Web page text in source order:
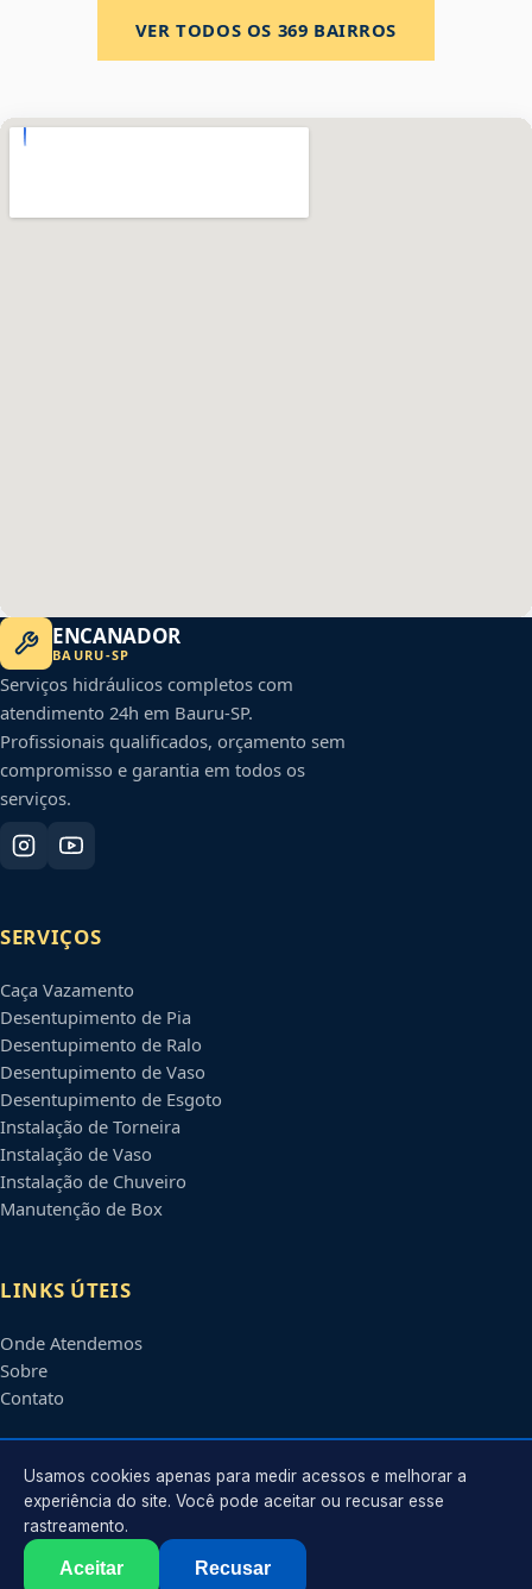
VER TODOS OS 369 BAIRROS
ENCANADOR
BAURU-SP
Serviços hidráulicos completos com
atendimento 24h em Bauru-SP.
Profissionais qualificados, orçamento sem
compromisso e garantia em todos os
serviços.
SERVIÇOS
Caça Vazamento
Desentupimento de Pia
Desentupimento de Ralo
Desentupimento de Vaso
Desentupimento de Esgoto
Instalação de Torneira
Instalação de Vaso
Instalação de Chuveiro
Manutenção de Box
LINKS ÚTEIS
Onde Atendemos
Sobre
Contato
CONTATO
Atendimento em
contato@encanadoresbauru.com.br
Usamos cookies apenas para medir acessos e melhorar a
experiência do site. Você pode aceitar ou recusar esse
rastreamento.
Aceitar Recusar